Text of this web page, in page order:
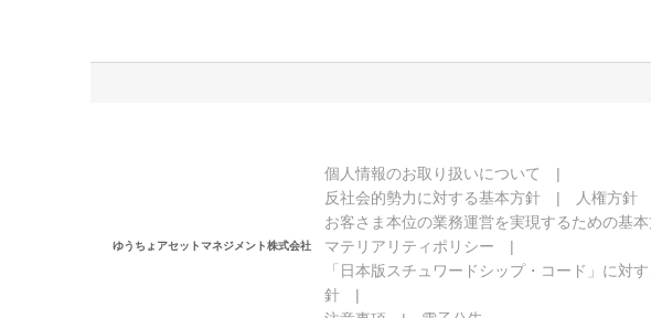
ゆうちょアセットマネジメント株式会社
個人情報のお取り扱いについて
反社会的勢力に対する基本方針
人権方針
お客さま本位の業務運営を実現するための基
マテリアリティポリシー
「日本版スチュワードシップ・コード」に対
針